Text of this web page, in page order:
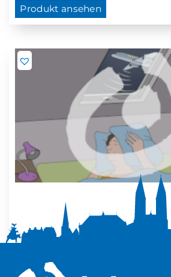
Produkt ansehen